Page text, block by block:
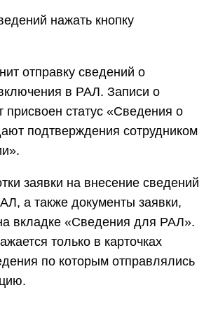
нажать кнопку
отправку сведений о
в РАЛ. Записи о
присвоен статус «Сведения о
подтверждения сотрудником
заявки на внесение сведений
а также документы заявки,
вкладке «Сведения для РАЛ».
только в карточках
по которым отправлялись